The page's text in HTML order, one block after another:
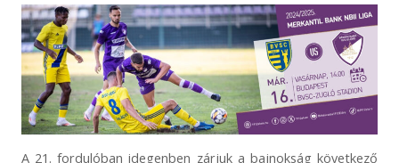
A 21. fordulóban idegenben zárjuk a bajnokság következő